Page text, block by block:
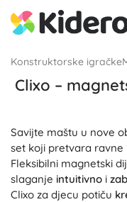
Konstruktorske igračke
Clixo –
Savijte maštu u nove
set koji pretvara ravne
Fleksibilni magnetski
slaganje intuitivno i
Clixo za djecu potiču